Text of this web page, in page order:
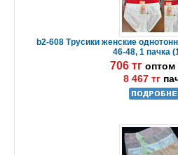
b2-608 Трусики женские
46-48, 1 пачка
706 тг оптом
8 467 тг